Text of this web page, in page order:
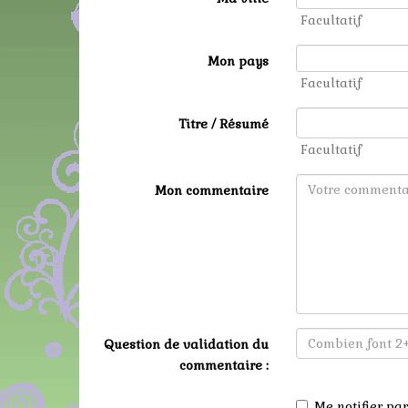
Facultatif
Mon pays
Facultatif
Titre / Résumé
Facultatif
Mon commentaire
Question de validation du
commentaire :